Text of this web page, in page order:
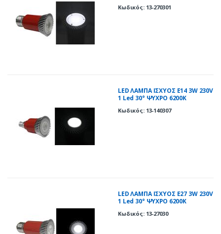
Κωδικός: 13-270301
LED ΛΑΜΠΑ ΙΣΧΥΟΣ E14 3W 230V
1 Led 30° ΨΥΧΡΟ 6200Κ
Κωδικός: 13-140307
LED ΛΑΜΠΑ ΙΣΧΥΟΣ Ε27 3W 230V
1 Led 30° ΨΥΧΡΟ 6200Κ
Κωδικός: 13-27030